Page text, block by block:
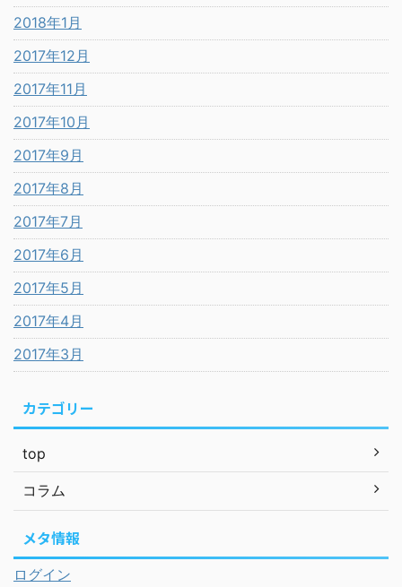
2018年1月
2017年12月
2017年11月
2017年10月
2017年9月
2017年8月
2017年7月
2017年6月
2017年5月
2017年4月
2017年3月
カテゴリー
top
コラム
メタ情報
ログイン